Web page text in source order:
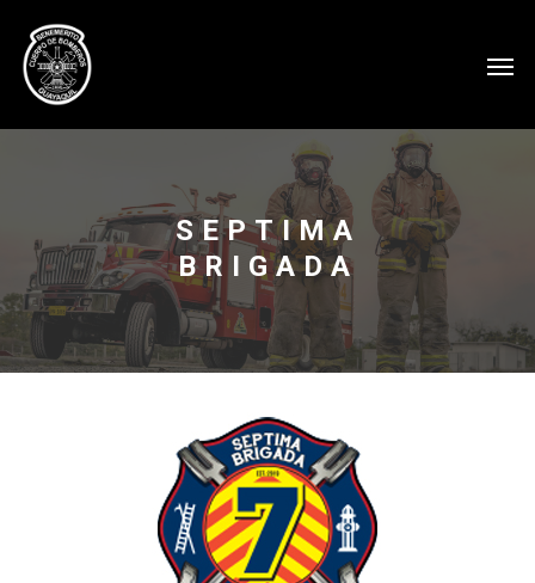
SEPTIMA
BRIGADA